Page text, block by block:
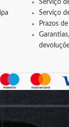
Serviço
Serviço
Prazos